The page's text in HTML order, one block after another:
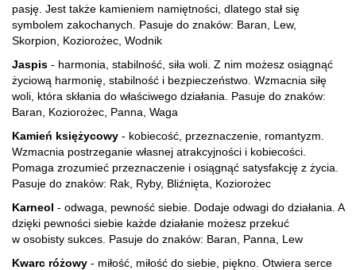
pasję. Jest także kamieniem namiętności, dlatego stał się
symbolem zakochanych. Pasuje do znaków: Baran, Lew,
Skorpion, Koziorożec, Wodnik
Jaspis - harmonia, stabilność, siła woli. Z nim możesz osiągnąć
życiową harmonię, stabilność i bezpieczeństwo. Wzmacnia siłę
woli, która skłania do właściwego działania. Pasuje do znaków:
Baran, Koziorożec, Panna, Waga
Kamień księżycowy - kobiecość, przeznaczenie, romantyzm.
Wzmacnia postrzeganie własnej atrakcyjności i kobiecości.
Pomaga zrozumieć przeznaczenie i osiągnąć satysfakcję z życia.
Pasuje do znaków: Rak, Ryby, Bliźnięta, Koziorożec
Karneol - odwaga, pewność siebie. Dodaje odwagi do działania. A
dzięki pewności siebie każde działanie możesz przekuć
w osobisty sukces. Pasuje do znaków: Baran, Panna, Lew
Kwarc różowy - miłość, miłość do siebie, piękno. Otwiera serce